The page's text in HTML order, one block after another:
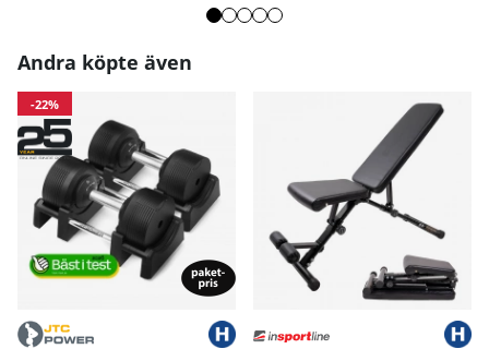
Andra köpte även
-22%